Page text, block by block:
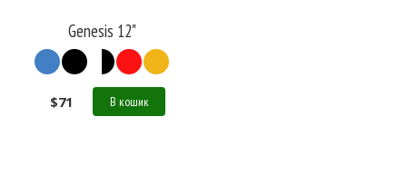
Genesis 12"
$71 В кошик